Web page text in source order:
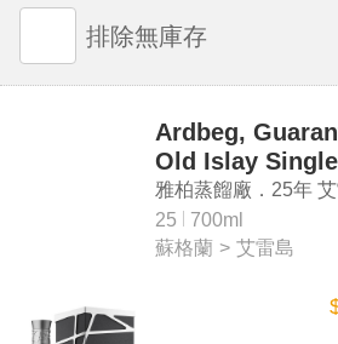
排除無庫存
Ardbeg,
Old Islay
Whisky
雅柏蒸餾廠．25年
威士忌
25
700ml
蘇格蘭 > 艾雷島